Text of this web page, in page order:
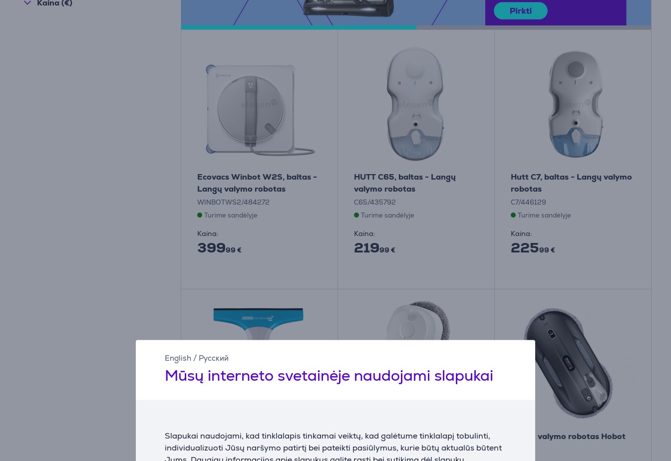
English / Русский
Mūsų interneto svetainėje naudojami slapukai
Slapukai naudojami, kad tinklalapis tinkamai veiktų, kad galėtume tinklalapį tobulinti,
individualizuoti Jūsų naršymo patirtį bei pateikti pasiūlymus, kurie būtų aktualūs būtent
Kaina (€)
Ecovacs Winbot W2S, baltas -
Langų valymo robotas
WINBOTWS2/484272
Turime sandėlyje
Kaina:
39999 €
HUTT C65, baltas - Langų
valymo robotas
C65/435792
Turime sandėlyje
Kaina:
21999 €
Hutt C7, baltas - Langų valymo
robotas
C7/446129
Turime sandėlyje
Kaina:
22599 €
Langų valytuvas Thomas
Windowjet 2-in-1 785201,
Hutt DDC56, baltas - Langų
valymo robotas
Langų valymo robotas Hobot